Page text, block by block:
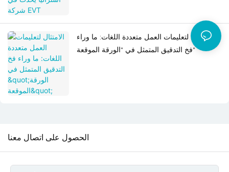
الامتثال لتعليمات العمل متعددة اللغات: ما وراء
فخ التدقيق المتمثل في "الورقة الموقعة"
الحصول على اتصال معنا